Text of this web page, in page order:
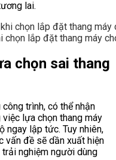
lai.
chọn lắp đặt thang máy
chọn sai thang
trình, có thể nhận
lựa chọn thang máy
ngay lập tức. Tuy nhiên,
vấn đề sẽ dần xuất hiện
nghiệm người dùng